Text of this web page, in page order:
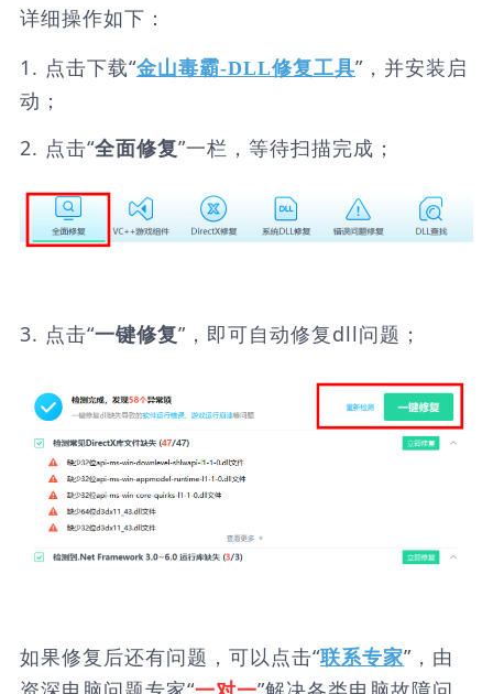
详细操作如下：
1. 点击下载“金山毒霸-DLL修复工具”，并安装启
动；
2. 点击“全面修复”一栏，等待扫描完成；
3. 点击“一键修复”，即可自动修复dll问题；
如果修复后还有问题，可以点击“联系专家”，由